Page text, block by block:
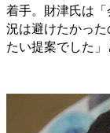
着手。財津氏は
況は避けたかった
たい提案でした」